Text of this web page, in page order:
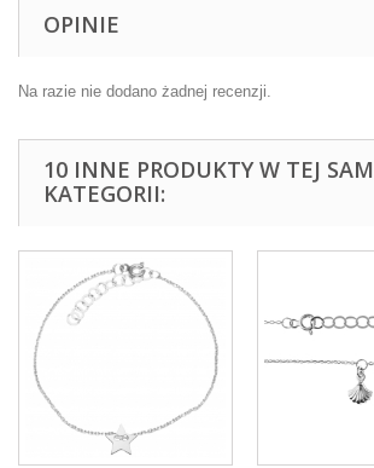
OPINIE
Na razie nie dodano żadnej recenzji.
10 INNE PRODUKTY W TEJ
KATEGORII: